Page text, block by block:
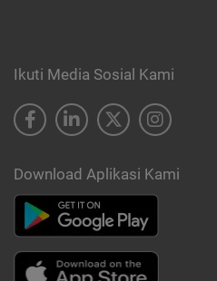
Ikuti Media Sosial Kami
Download Aplikasi Kami